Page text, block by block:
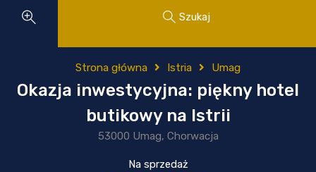
Szukaj
Strona główna Istria Umag
Okazja inwestycyjna: piękny hotel
butikowy na Istrii
53000 Umag, Chorwacja
Na sprzedaż